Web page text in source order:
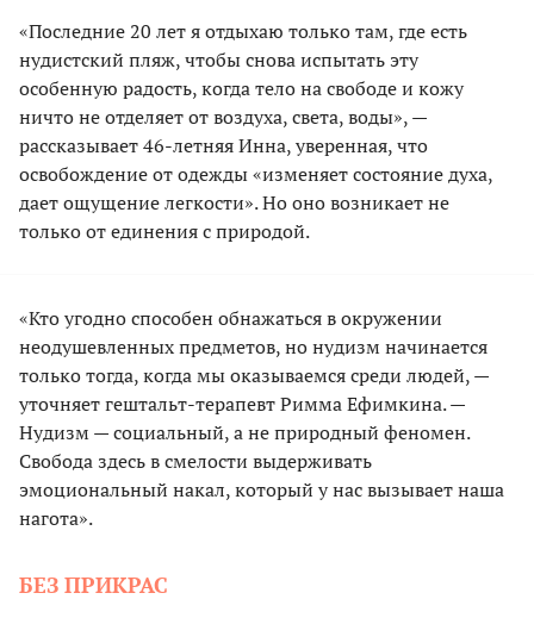
«Последние 20 лет я отдыхаю только там, где есть
нудистский пляж, чтобы снова испытать эту
особенную радость, когда тело на свободе и кожу
ничто не отделяет от воздуха, света, воды», —
рассказывает 46-летняя Инна, уверенная, что
освобождение от одежды «изменяет состояние духа,
дает ощущение легкости». Но оно возникает не
только от единения с природой.
«Кто угодно способен обнажаться в окружении
неодушевленных предметов, но нудизм начинается
только тогда, когда мы оказываемся среди людей, —
уточняет гештальт-терапевт Римма Ефимкина. —
Нудизм — социальный, а не природный феномен.
Свобода здесь в смелости выдерживать
эмоциональный накал, который у нас вызывает наша
нагота».
БЕЗ ПРИКРАС